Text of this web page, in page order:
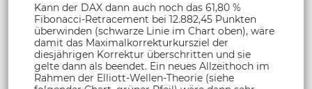
Kann der DAX dann auch noch das 61,80 %
Fibonacci-Retracement bei 12.882,45 Punkten
überwinden (schwarze Linie im Chart oben), wäre
damit das Maximalkorrekturkursziel der
diesjährigen Korrektur überschritten und sie
gelte dann als beendet. Ein neues Allzeithoch im
Rahmen der Elliott-Wellen-Theorie (siehe